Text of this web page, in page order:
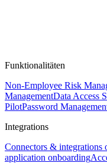
Funktionalitäten
Non-Employee Risk
ManagementData Access
PilotPassword
Integrations
Connectors & integrations
application onboarding